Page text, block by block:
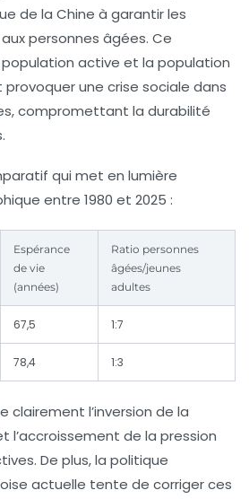
de la Chine à garantir les
personnes âgées. Ce
active et la population
une crise sociale dans
compromettant la durabilité
qui met en lumière
entre 1980 et 2025 :
Espérance
de vie
(années)
Ratio personnes
âgées/jeunes
adultes
67,5 1:7
78,4 1:3
l’inversion de la
l’accroissement de la pression
De plus, la politique
actuelle tente de corriger ces